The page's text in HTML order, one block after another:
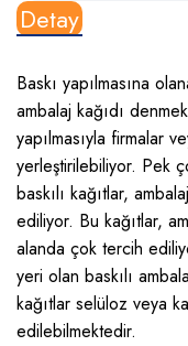
Detay
Baskı yapılmasına
ambalaj kağıdı
yapılmasıyla firmalar
yerleştirilebiliyor. Pek
baskılı kağıtlar,
ediliyor. Bu kağıtlar,
alanda çok tercih
yeri olan baskılı
kağıtlar selüloz veya
edilebilmektedir.